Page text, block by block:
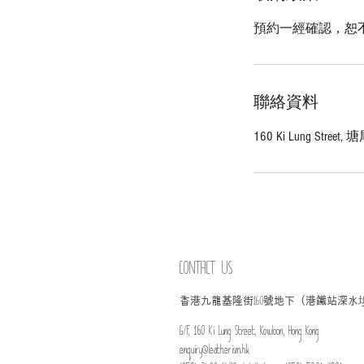
預約一經確認，恕
聯絡資料
160 Ki Lung Street,
CONTACT US
​香港九龍基隆街160號地下（港鐵站深水
G/F, 160 Ki Lung Street, Kowloon, Hong Kong
enquiry@leatherism.hk